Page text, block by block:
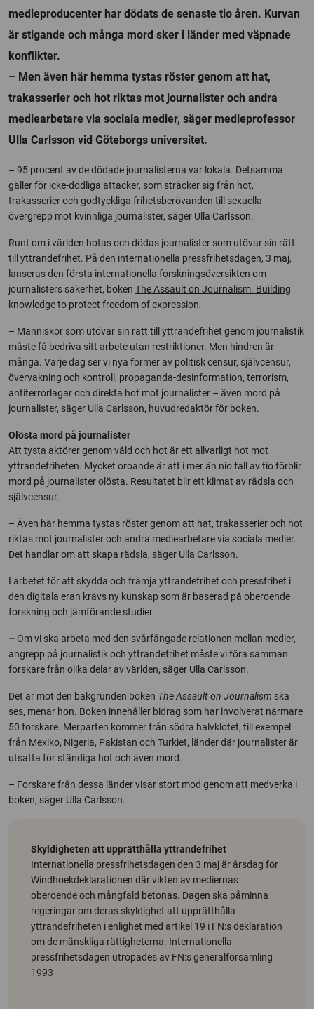
medieproducenter har dödats de senaste tio åren. Kurvan
är stigande och många mord sker i länder med väpnade
konflikter.
– Men även här hemma tystas röster genom att hat,
trakasserier och hot riktas mot journalister och andra
mediearbetare via sociala medier, säger medieprofessor
Ulla Carlsson vid Göteborgs universitet.
– 95 procent av de dödade journalisterna var lokala. Detsamma
gäller för icke-dödliga attacker, som sträcker sig från hot,
trakasserier och godtyckliga frihetsberövanden till sexuella
övergrepp mot kvinnliga journalister, säger Ulla Carlsson.
Runt om i världen hotas och dödas journalister som utövar sin rätt
till yttrandefrihet. På den internationella pressfrihetsdagen, 3 maj,
lanseras den första internationella forskningsöversikten om
journalisters säkerhet, boken The Assault on Journalism. Building
knowledge to protect freedom of expression.
– Människor som utövar sin rätt till yttrandefrihet genom journalistik
måste få bedriva sitt arbete utan restriktioner. Men hindren är
många. Varje dag ser vi nya former av politisk censur, självcensur,
övervakning och kontroll, propaganda-desinformation, terrorism,
antiterrorlagar och direkta hot mot journalister – även mord på
journalister, säger Ulla Carlsson, huvudredaktör för boken.
Olösta mord på journalister
Att tysta aktörer genom våld och hot är ett allvarligt hot mot
yttrandefriheten. Mycket oroande är att i mer än nio fall av tio förblir
mord på journalister olösta. Resultatet blir ett klimat av rädsla och
självcensur.
– Även här hemma tystas röster genom att hat, trakasserier och hot
riktas mot journalister och andra mediearbetare via sociala medier.
Det handlar om att skapa rädsla, säger Ulla Carlsson.
I arbetet för att skydda och främja yttrandefrihet och pressfrihet i
den digitala eran krävs ny kunskap som är baserad på oberoende
forskning och jämförande studier.
– Om vi ​​ska arbeta med den svårfångade relationen mellan medier,
angrepp på journalistik och yttrandefrihet måste vi föra samman
forskare från olika delar av världen, säger Ulla Carlsson.
Det är mot den bakgrunden boken The Assault on Journalism ska
ses, menar hon. Boken innehåller bidrag som har involverat närmare
50 forskare. Merparten kommer från södra halvklotet, till exempel
från Mexiko, Nigeria, Pakistan och Turkiet, länder där journalister är
utsatta för ständiga hot och även mord.
– Forskare från dessa länder visar stort mod genom att medverka i
boken, säger Ulla Carlsson.
Skyldigheten att upprätthålla yttrandefrihet
Internationella pressfrihetsdagen den 3 maj är årsdag för
Windhoekdeklarationen där vikten av mediernas
oberoende och mångfald betonas. Dagen ska påminna
regeringar om deras skyldighet att upprätthålla
yttrandefriheten i enlighet med artikel 19 i FN:s deklaration
om de mänskliga rättigheterna. Internationella
pressfrihetsdagen utropades av FN:s generalförsamling
1993